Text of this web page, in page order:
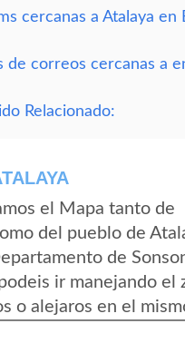
cercanas a Atalaya en
de correos cercanas a
Relacionado:
el Mapa tanto de
del pueblo de
de
ir manejando el
o alejaros en el